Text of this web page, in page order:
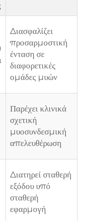
Διασφαλίζει
προσαρμοστική
ένταση σε
διαφορετικές
ομάδες μυών
Παρέχει κλινικά
σχετική
μυοσυνδεσμική
απελευθέρωση
Διατηρεί σταθερή
εξόδου υπό
σταθερή
εφαρμογή